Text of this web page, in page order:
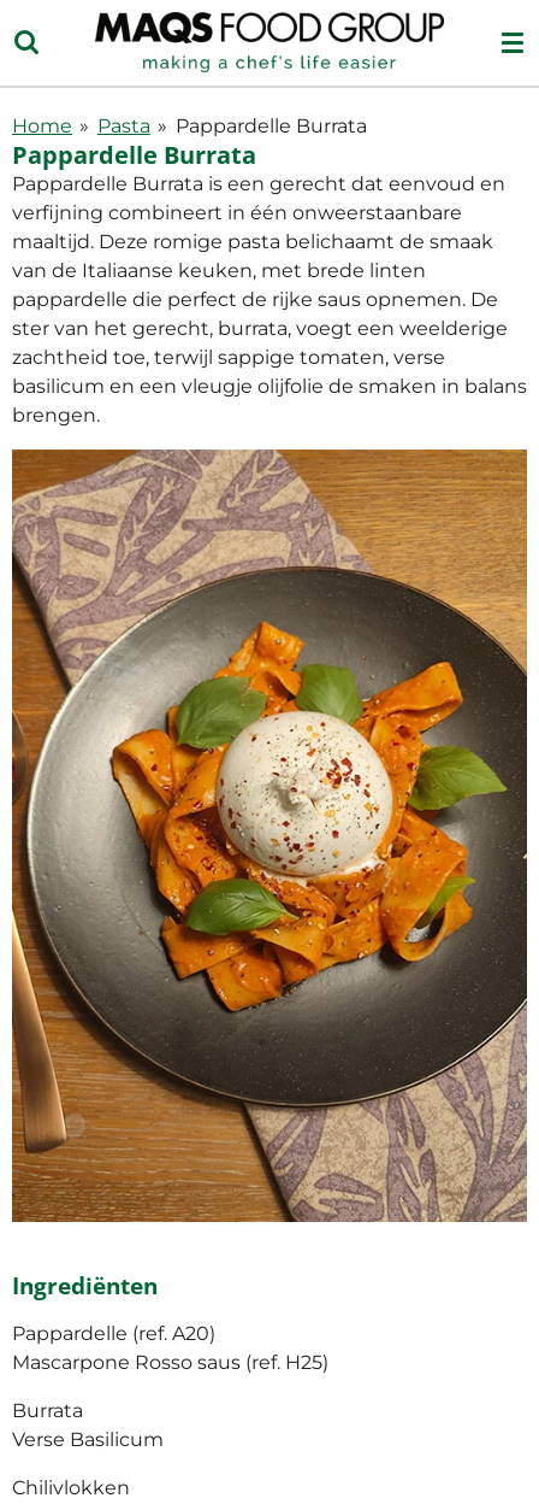
direct
naar
hoofdinhoud
Home » Pasta » Pappardelle Burrata
Pappardelle Burrata
Pappardelle Burrata is een gerecht dat eenvoud en
verfijning combineert in één onweerstaanbare
maaltijd. Deze romige pasta belichaamt de smaak
van de Italiaanse keuken, met brede linten
pappardelle die perfect de rijke saus opnemen. De
ster van het gerecht, burrata, voegt een weelderige
zachtheid toe, terwijl sappige tomaten, verse
basilicum en een vleugje olijfolie de smaken in balans
brengen.
Ingrediënten
Pappardelle (ref. A20)
Mascarpone Rosso saus (ref. H25)
Burrata
Verse Basilicum
Chilivlokken